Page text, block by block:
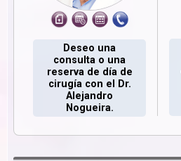
Deseo una
consulta o una
reserva de día de
cirugía con el Dr.
Alejandro
Nogueira.